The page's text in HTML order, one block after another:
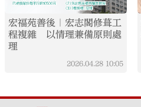
宏福苑善後｜宏志閣修葺工
程複雜 以情理兼備原則處
理
2026.04.28 10:05